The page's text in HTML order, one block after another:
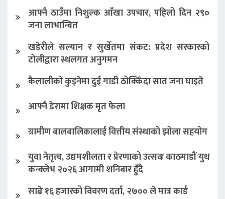
आफ्नै ठाउँमा निशुल्क आँखा उपचार, पहिलो दिन २९०
जना लाभान्वित
खडेरीले सल्यान र सुर्खेतमा संकट: प्रदेश सरकारको
टोलीद्वारा स्थलगत अनुगमन
कैलालीको कुइनेमा दुई गाडी ठोक्किँदा सात जना घाइते
आफ्नै डेरामा शिक्षक मृत फेला
ग्रामीण बालबालिकालाई वित्तीय संस्थाको झोला सहयोग
युवा नेतृत्व, उद्यमशीलता र प्रेरणाको उत्सवः काठमाडौं युथ
कन्क्लेभ २०२६ आगामी शनिबार हुँदै
साढे १६ हजारको विवरण दर्ता, २७०० ले मात्र कार्ड